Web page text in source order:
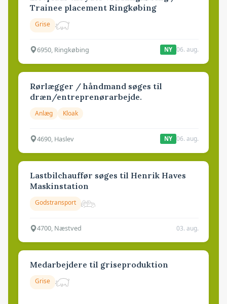
Trainee placement Ringkøbing
Grise
6950, Ringkøbing NY 06. aug.
Rørlægger / håndmand søges til
dræn/entreprenørarbejde.
Anlæg Kloak
4690, Haslev NY 06. aug.
Lastbilchauffør søges til Henrik Haves
Maskinstation
Godstransport
4700, Næstved 03. aug.
Medarbejdere til griseproduktion
Grise